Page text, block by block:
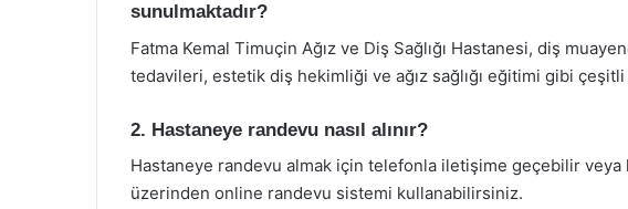
sunulmaktadır?
Fatma Kemal Timuçin Ağız ve Diş Sağlığı Hastanesi, diş
tedavileri, estetik diş hekimliği ve ağız sağlığı eğitimi gibi
2. Hastaneye randevu nasıl alınır?
Hastaneye randevu almak için telefonla iletişime geçebilir
üzerinden online randevu sistemi kullanabilirsiniz.